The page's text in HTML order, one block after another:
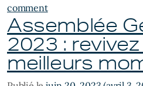
commenton Assemblée
Assemblée
2023 : revivez
meilleurs